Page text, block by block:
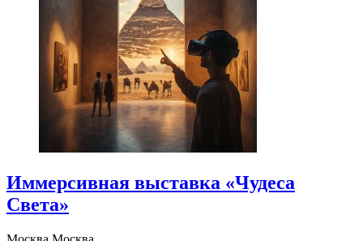
Иммерсивная выставка «Чудеса
Света»